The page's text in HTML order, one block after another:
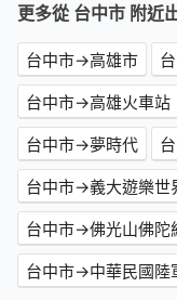
更多從 台中市 附近
台中市→高雄市
台中市→高雄火車站
台中市→夢時代
台中市→義大遊樂世
台中市→佛光山佛陀
台中市→中華民國陸